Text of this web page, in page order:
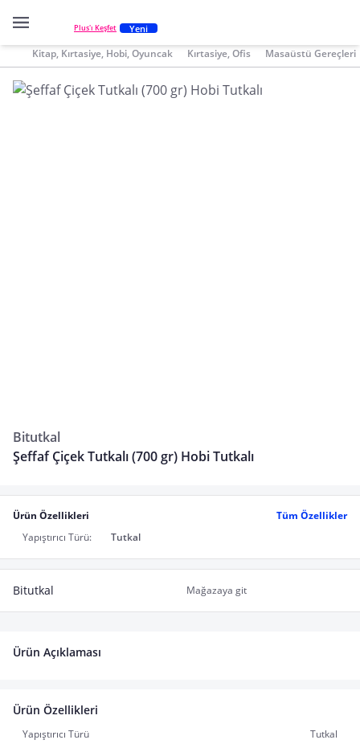
Plus'ı Keşfet Yeni
Kitap, Kırtasiye, Hobi, Oyuncak Kırtasiye, Ofis Masaüstü Gereçleri
Bitutkal
Şeffaf Çiçek Tutkalı (700 gr) Hobi Tutkalı
Ürün Özellikleri
Tüm Özellikler
Yapıştırıcı Türü:
Tutkal
Bitutkal Mağazaya git
Ürün Açıklaması
Ürün Özellikleri
Yapıştırıcı Türü Tutkal